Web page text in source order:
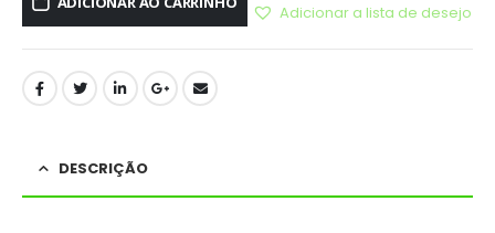
Adicionar a lista de desejo
DESCRIÇÃO